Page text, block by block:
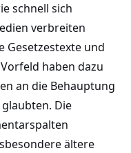
schnell sich
verbreiten
Gesetzestexte und
haben dazu
an die Behauptung
Die
ältere